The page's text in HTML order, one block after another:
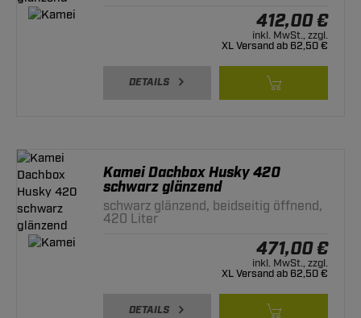
412,00 €
inkl. MwSt., zzgl.
XL Versand ab 62,50 €
DETAILS
Kamei Dachbox Husky 420
schwarz glänzend
schwarz glänzend, beidseitig öffnend,
420 Liter
471,00 €
inkl. MwSt., zzgl.
XL Versand ab 62,50 €
DETAILS